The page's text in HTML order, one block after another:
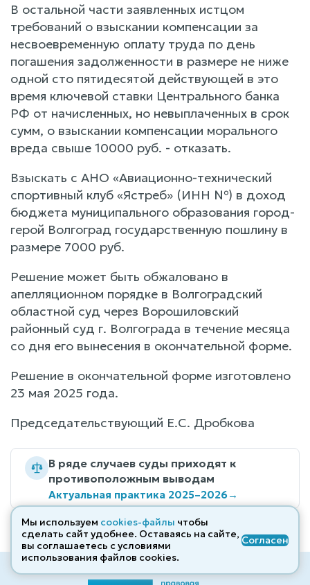
В остальной части заявленных истцом
требований о взыскании компенсации за
несвоевременную оплату труда по день
погашения задолженности в размере не ниже
одной сто пятидесятой действующей в это
время ключевой ставки Центрального банка
РФ от начисленных, но невыплаченных в срок
сумм, о взыскании компенсации морального
вреда свыше 10000 руб. - отказать.
Взыскать с АНО «Авиационно-технический
спортивный клуб «Ястреб» (ИНН №) в доход
бюджета муниципального образования город-
герой Волгоград государственную пошлину в
размере 7000 руб.
Решение может быть обжаловано в
апелляционном порядке в Волгоградский
областной суд через Ворошиловский
районный суд г. Волгограда в течение месяца
со дня его вынесения в окончательной форме.
Решение в окончательной форме изготовлено
23 мая 2025 года.
Председательствующий Е.С. Дробкова
В ряде случаев суды приходят к
противоположным выводам
Актуальная практика 2025–2026→
Мы используем cookies-файлы чтобы
сделать сайт удобнее. Оставаясь на сайте,
вы соглашаетесь с условиями
использования файлов cооkies.
Согласен